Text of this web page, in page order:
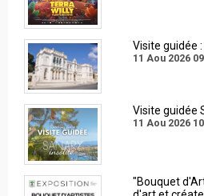
Visite guidée
11 Aou 2026
Visite guidée
11 Aou 2026
"Bouquet